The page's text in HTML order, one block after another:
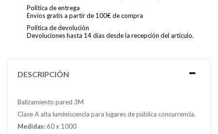
Política de entrega
Envíos gratis a partir de 100€ de compra
Política de devolución
Devoluciones hasta 14 días desde la recepción del artículo.
DESCRIPCIÓN
Balizamiento pared 3M
Clase A alta luminiscencia para lugares de pública concurrencia.
Medidas:60 x 1000